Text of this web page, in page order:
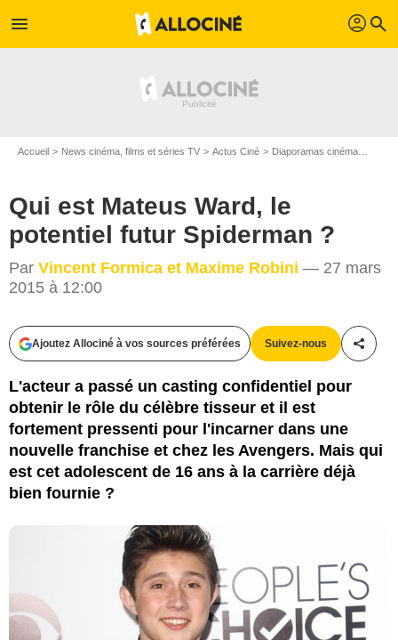
menu profil search
Accueil News cinéma, films et séries TV Actus Ciné Diaporamas cinéma
Qui est Mateus Ward, le
potentiel futur Spiderman ?
Par Vincent Formica et Maxime Robini — 27 mars
2015 à 12:00
Ajoutez Allociné à vos sources préférées Suivez-nous
L'acteur a passé un casting confidentiel pour
obtenir le rôle du célèbre tisseur et il est
fortement pressenti pour l'incarner dans une
nouvelle franchise et chez les Avengers. Mais qui
est cet adolescent de 16 ans à la carrière déjà
bien fournie ?
Bestimage